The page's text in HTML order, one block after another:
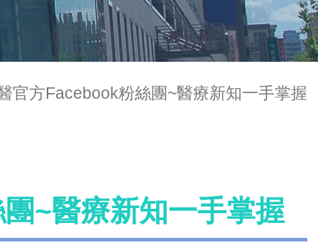
官方Facebook粉絲團~醫療新知一手掌握
~醫療新知一手掌握